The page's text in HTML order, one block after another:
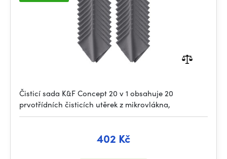
Čisticí sada K&F Concept 20 v 1 obsahuje 20
prvotřídních čisticích utěrek z mikrovlákna,
402 Kč